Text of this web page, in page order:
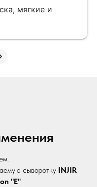
мягкие и
сыворотку INJIR
"E"